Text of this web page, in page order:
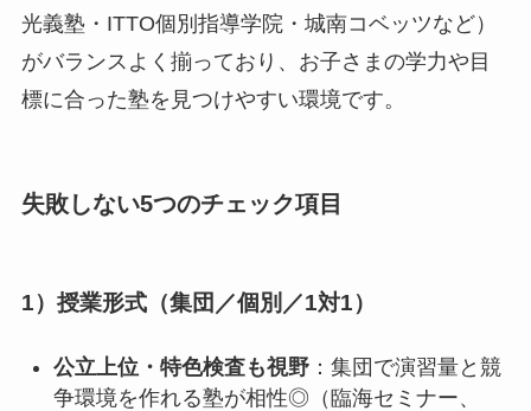
光義塾・ITTO個別指導学院・城南コベッツなど）
がバランスよく揃っており、お子さまの学力や目
標に合った塾を見つけやすい環境です。
失敗しない5つのチェック項目
1）授業形式（集団／個別／1対1）
公立上位・特色検査も視野：集団で演習量と競
争環境を作れる塾が相性◎（臨海セミナー、